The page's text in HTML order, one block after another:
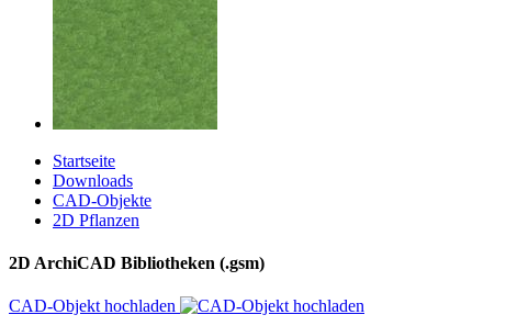
Startseite
Downloads
CAD-Objekte
2D Pflanzen
2D ArchiCAD Bibliotheken (.gsm)
CAD-Objekt hochladen